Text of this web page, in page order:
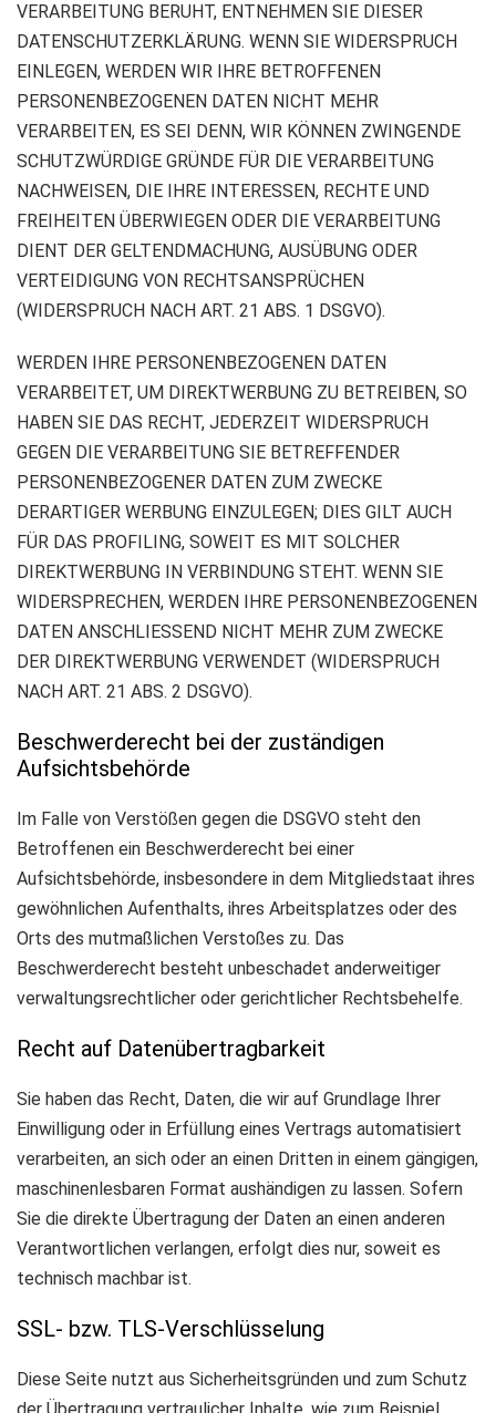
VERARBEITUNG BERUHT, ENTNEHMEN SIE DIESER
DATENSCHUTZERKLÄRUNG. WENN SIE WIDERSPRUCH
EINLEGEN, WERDEN WIR IHRE BETROFFENEN
PERSONENBEZOGENEN DATEN NICHT MEHR
VERARBEITEN, ES SEI DENN, WIR KÖNNEN ZWINGENDE
SCHUTZWÜRDIGE GRÜNDE FÜR DIE VERARBEITUNG
NACHWEISEN, DIE IHRE INTERESSEN, RECHTE UND
FREIHEITEN ÜBERWIEGEN ODER DIE VERARBEITUNG
DIENT DER GELTENDMACHUNG, AUSÜBUNG ODER
VERTEIDIGUNG VON RECHTSANSPRÜCHEN
(WIDERSPRUCH NACH ART. 21 ABS. 1 DSGVO).
WERDEN IHRE PERSONENBEZOGENEN DATEN
VERARBEITET, UM DIREKTWERBUNG ZU BETREIBEN, SO
HABEN SIE DAS RECHT, JEDERZEIT WIDERSPRUCH
GEGEN DIE VERARBEITUNG SIE BETREFFENDER
PERSONENBEZOGENER DATEN ZUM ZWECKE
DERARTIGER WERBUNG EINZULEGEN; DIES GILT AUCH
FÜR DAS PROFILING, SOWEIT ES MIT SOLCHER
DIREKTWERBUNG IN VERBINDUNG STEHT. WENN SIE
WIDERSPRECHEN, WERDEN IHRE PERSONENBEZOGENEN
DATEN ANSCHLIESSEND NICHT MEHR ZUM ZWECKE
DER DIREKTWERBUNG VERWENDET (WIDERSPRUCH
NACH ART. 21 ABS. 2 DSGVO).
Beschwerde­recht bei der zuständigen
Aufsichts­behörde
Im Falle von Verstößen gegen die DSGVO steht den
Betroffenen ein Beschwerderecht bei einer
Aufsichtsbehörde, insbesondere in dem Mitgliedstaat ihres
gewöhnlichen Aufenthalts, ihres Arbeitsplatzes oder des
Orts des mutmaßlichen Verstoßes zu. Das
Beschwerderecht besteht unbeschadet anderweitiger
verwaltungsrechtlicher oder gerichtlicher Rechtsbehelfe.
Recht auf Daten­übertrag­barkeit
Sie haben das Recht, Daten, die wir auf Grundlage Ihrer
Einwilligung oder in Erfüllung eines Vertrags automatisiert
verarbeiten, an sich oder an einen Dritten in einem gängigen,
maschinenlesbaren Format aushändigen zu lassen. Sofern
Sie die direkte Übertragung der Daten an einen anderen
Verantwortlichen verlangen, erfolgt dies nur, soweit es
technisch machbar ist.
SSL- bzw. TLS-Verschlüsselung
Diese Seite nutzt aus Sicherheitsgründen und zum Schutz